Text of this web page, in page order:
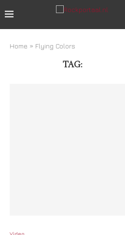
Home » Flying Colors
TAG:
Video